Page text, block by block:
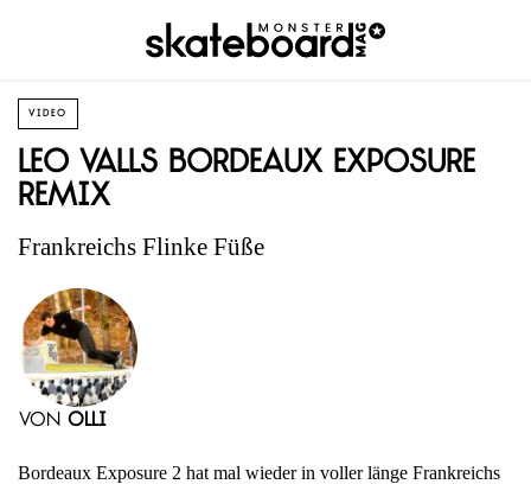
VIDEO
Leo Valls Bordeaux Exposure
Remix
Frankreichs Flinke Füße
von Olli
Bordeaux Exposure 2 hat mal wieder in voller länge Frankreichs